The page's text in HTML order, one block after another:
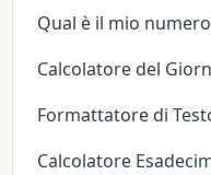
Qual è il mio
Calcolatore del
Formattatore di
Calcolatore